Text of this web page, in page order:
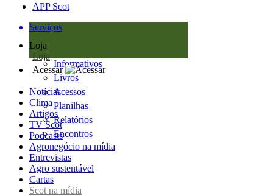
APP Scot
Serviços
Loja
Loja
Informativos
Livros
Acessos
Planilhas
Relatórios
Encontros
Acessar
Notícias
Clima
Artigos
TV Scot
Podcasts
Agronegócio na mídia
Entrevistas
Agro sustentável
Cartas
Scot na mídia